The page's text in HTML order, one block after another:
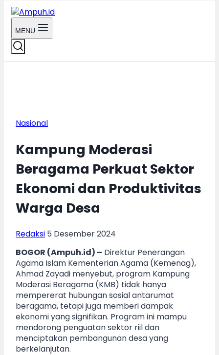
MENU
Nasional
Kampung Moderasi
Beragama Perkuat Sektor
Ekonomi dan Produktivitas
Warga Desa
Redaksi 5 Desember 2024
BOGOR (Ampuh.id) – Direktur Penerangan
Agama Islam Kementerian Agama (Kemenag),
Ahmad Zayadi menyebut, program Kampung
Moderasi Beragama (KMB) tidak hanya
mempererat hubungan sosial antarumat
beragama, tetapi juga memberi dampak
ekonomi yang signifikan. Program ini mampu
mendorong penguatan sektor riil dan
menciptakan pembangunan desa yang
berkelanjutan.